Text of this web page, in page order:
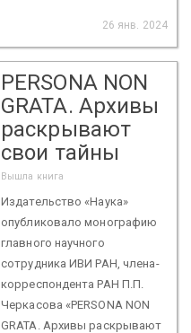
26 янв. 2024
PERSONA NON
GRATA. Архивы
раскрывают
свои тайны
Вышла книга
Издательство «Наука»
опубликовало монографию
главного научного
сотрудника ИВИ РАН, члена-
корреспондента РАН П.П.
Черкасова «PERSONA NON
GRATA. Архивы раскрывают